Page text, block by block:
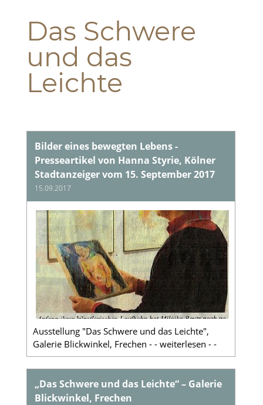
Das Schwere
und das
Leichte
Bilder eines bewegten Lebens -
Presseartikel von Hanna Styrie, Kölner
Stadtanzeiger vom 15. September 2017
15.09.2017
Ausstellung "Das Schwere und das Leichte",
Galerie Blickwinkel, Frechen - - weiterlesen - -
„Das Schwere und das Leichte“ – Galerie
Blickwinkel, Frechen